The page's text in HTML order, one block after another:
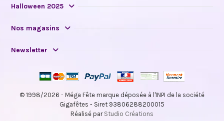
Halloween 2025
Nos magasins
Newsletter
© 1998/2026 - Méga Fête marque déposée à l'INPI de la société
Gigafêtes - Siret 93806288200015
Réalisé par Studio Créations